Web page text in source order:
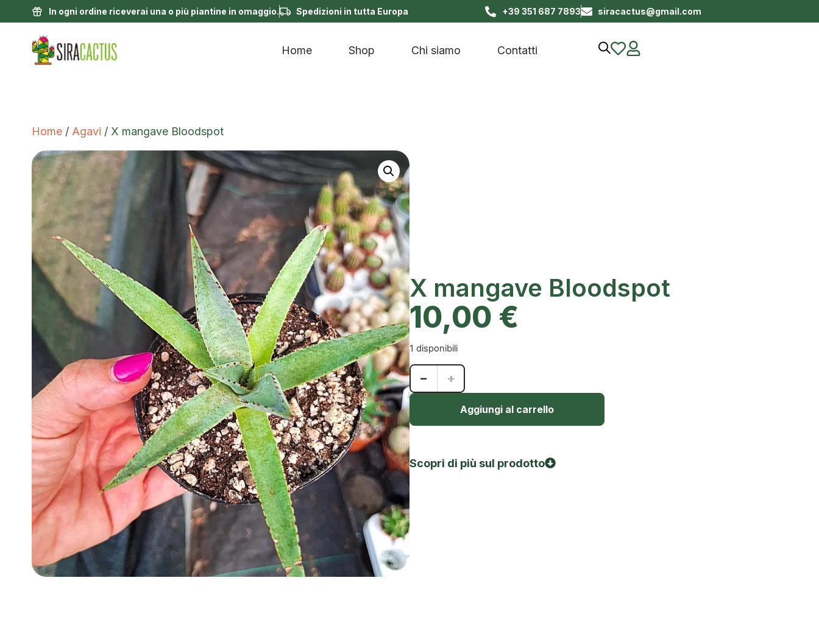
In ogni ordine riceverai una o più piantine in omaggio. Spedizioni in tutta Europa +39 351 687 7893 siracactus@gmail.com
Home Shop Chi siamo Contatti
Home / Agavi / X mangave Bloodspot
X mangave Bloodspot
10,00 €
1 disponibili
− +
Aggiungi al carrello
Scopri di più sul prodotto